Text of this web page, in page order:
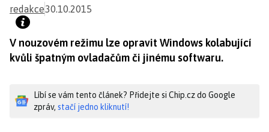
redakce30.10.2015
V nouzovém režimu lze opravit Windows kolabující
kvůli špatným ovladačům či jinému softwaru.
Líbí se vám tento článek? Přidejte si Chip.cz do Google
zpráv, stačí jedno kliknutí!